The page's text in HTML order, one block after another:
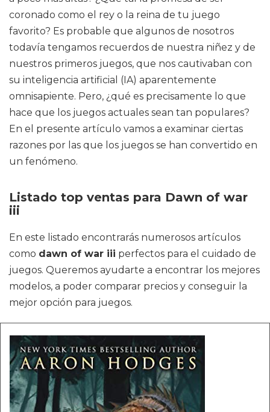
coronado como el rey o la reina de tu juego
favorito? Es probable que algunos de nosotros
todavía tengamos recuerdos de nuestra niñez y de
nuestros primeros juegos, que nos cautivaban con
su inteligencia artificial (IA) aparentemente
omnisapiente. Pero, ¿qué es precisamente lo que
hace que los juegos actuales sean tan populares?
En el presente artículo vamos a examinar ciertas
razones por las que los juegos se han convertido en
un fenómeno.
Listado top ventas para Dawn of war
iii
En este listado encontrarás numerosos artículos
como dawn of war iii perfectos para el cuidado de
juegos. Queremos ayudarte a encontrar los mejores
modelos, a poder comparar precios y conseguir la
mejor opción para juegos.